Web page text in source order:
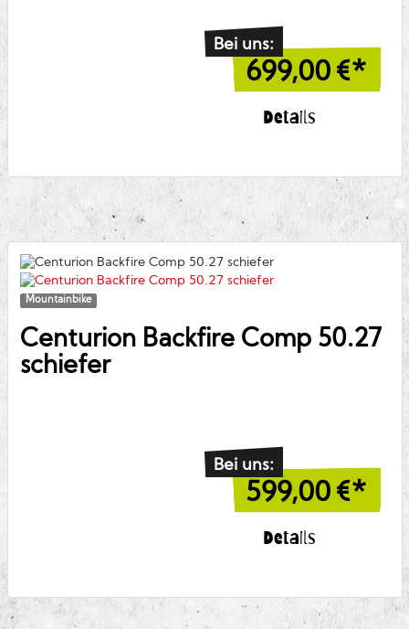
Bei uns:
699,00 €*
Details
Mountainbike
CenturionBackfire Comp 50.27
schiefer
Bei uns:
599,00 €*
Details